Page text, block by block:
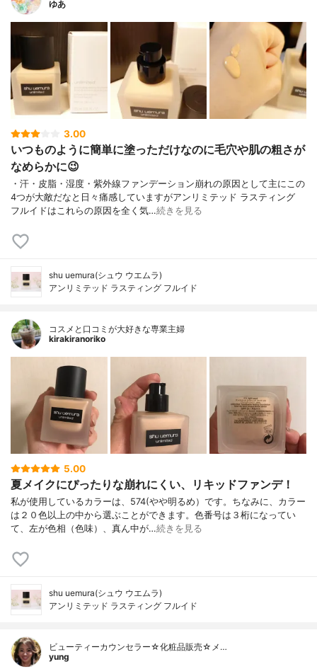
ゆあ
3.00
いつものように簡単に塗っただけなのに毛穴や肌の粗さが
なめらかに😉
・汗・皮脂・湿度・紫外線ファンデーション崩れの原因として主にこの
4つが大敵だなと日々痛感していますがアンリミテッド ラスティング
フルイドはこれらの原因を全く気…続きを見る
shu uemura(シュウ ウエムラ)
アンリミテッド ラスティング フルイド
コスメと口コミが大好きな専業主婦
kirakiranoriko
5.00
夏メイクにぴったりな崩れにくい、リキッドファンデ！
私が使用しているカラーは、574(やや明るめ）です。ちなみに、カラー
は２０色以上の中から選ぶことができます。色番号は３桁になってい
て、左が色相（色味）、真ん中が…続きを見る
shu uemura(シュウ ウエムラ)
アンリミテッド ラスティング フルイド
ビューティーカウンセラー☆化粧品販売☆メ…
yung